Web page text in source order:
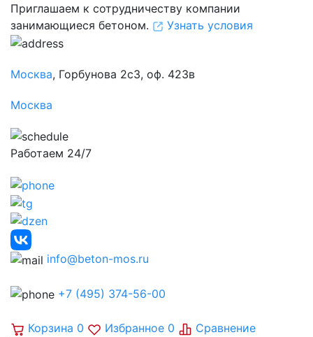
Приглашаем к сотрудничеству компании
занимающиеся бетоном.
Узнать условия
Москва, Горбунова 2с3, оф. 423в
Москва
Работаем 24/7
info@beton-mos.ru
+7 (495) 374-56-00
Корзина 0 Избранное 0 Сравнение